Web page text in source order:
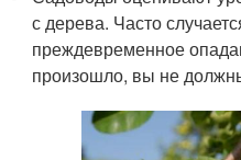
с дерева. Часто
преждевременное
произошло, вы не